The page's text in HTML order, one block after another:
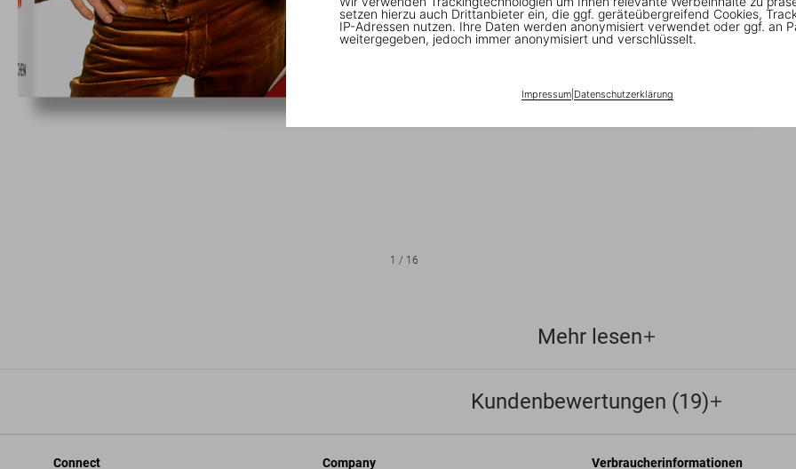
setzen hierzu auch Drittanbieter ein, die ggf. geräteübergreifend Cookies,
IP-Adressen nutzen. Ihre Daten werden anonymisiert verwendet oder ggf. an
weitergegeben, jedoch immer anonymisiert und verschlüsselt.
Impressum| Datenschutzerklärung
1 / 16
Mehr lesen
Kundenbewertungen (19)
Connect Company Verbraucherinformationen